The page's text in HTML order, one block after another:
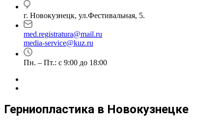
г. Новокузнецк, ул.Фестивальная, 5.
med.registratura@mail.ru
media-service@kuz.ru
Пн. – Пт.: с 9:00 до 18:00
Герниопластика в Новокузнецке